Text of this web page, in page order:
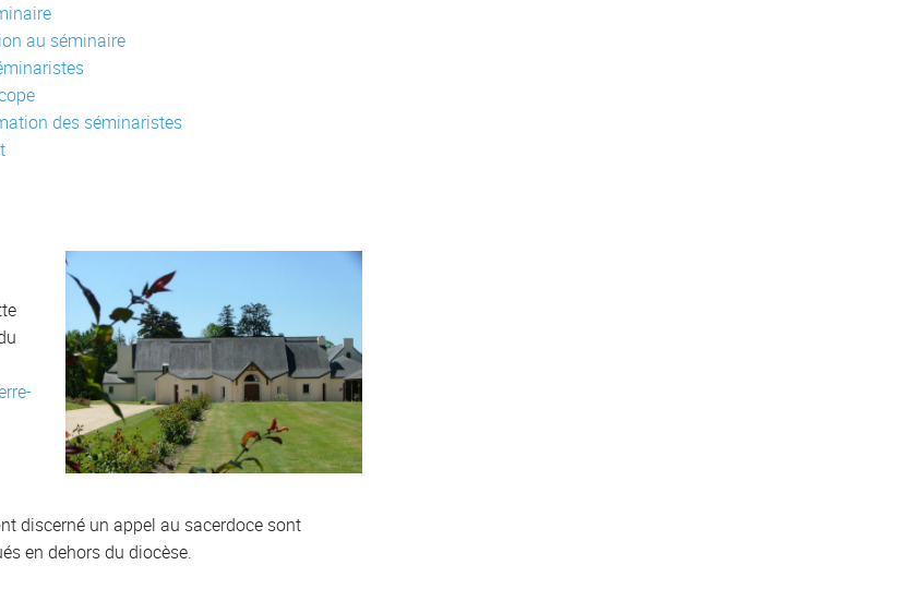
au séminaire
des séminaristes
discerné un appel au sacerdoce sont
en dehors du diocèse.